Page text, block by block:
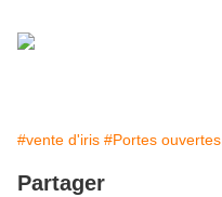
#vente d'iris #Portes ouvertes.
Partager